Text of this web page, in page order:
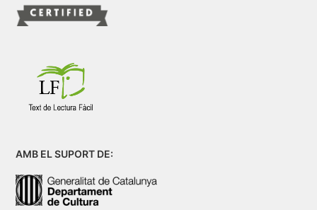
AMB EL SUPORT DE: